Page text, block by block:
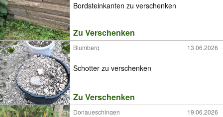
Bordsteinkanten zu verschenken
Zu Verschenken
Blumberg 13.06.2026
Schotter zu verschenken
Zu Verschenken
Donaueschingen 19.06.2026